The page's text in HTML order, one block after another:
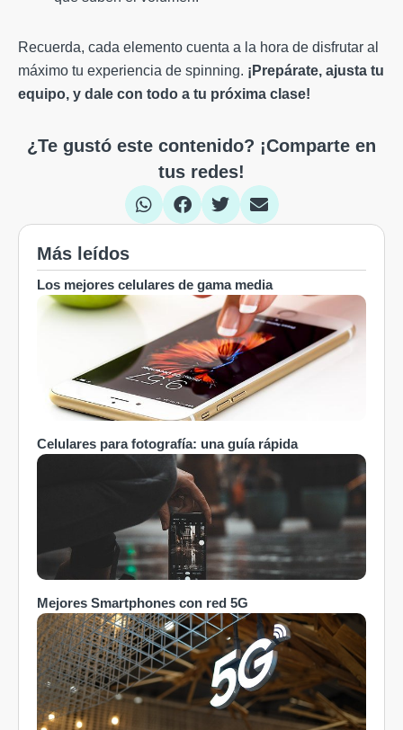
Recuerda, cada elemento cuenta a la hora de disfrutar al
máximo tu experiencia de spinning. ¡Prepárate, ajusta tu
equipo, y dale con todo a tu próxima clase!
¿Te gustó este contenido? ¡Comparte en
tus redes!
Más leídos
Los mejores celulares de gama media
Celulares para fotografía: una guía rápida
Mejores Smartphones con red 5G